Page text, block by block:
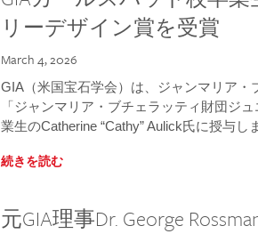
リーデザイン賞を受賞
March 4, 2026
GIA（米国宝石学会）は、ジャンマリア・
「ジャンマリア・ブチェラッティ財団ジ
業生のCatherine “Cathy” Aulick氏に授与し
続きを読む
元GIA理事Dr. George